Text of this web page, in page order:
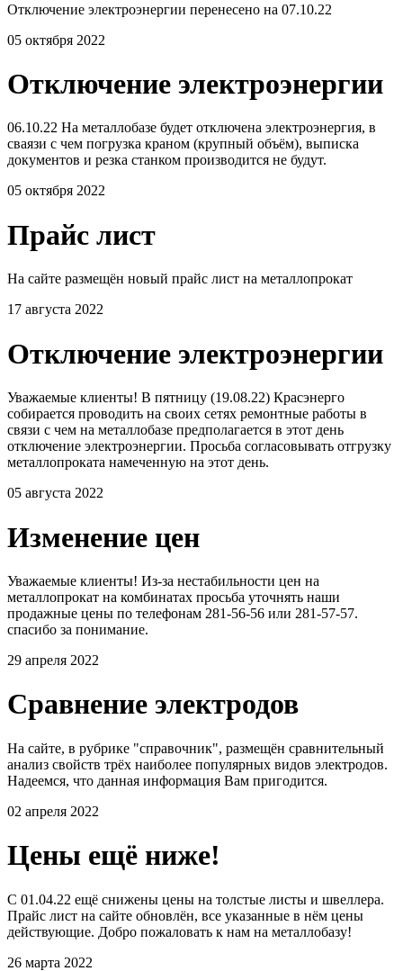
Отключение электроэнергии перенесено на 07.10.22
05 октября 2022
Отключение электроэнергии
06.10.22 На металлобазе будет отключена электроэнергия, в
сваязи с чем погрузка краном (крупный объём), выписка
документов и резка станком производится не будут.
05 октября 2022
Прайс лист
На сайте размещён новый прайс лист на металлопрокат
17 августа 2022
Отключение электроэнергии
Уважаемые клиенты! В пятницу (19.08.22) Красэнерго
собирается проводить на своих сетях ремонтные работы в
связи с чем на металлобазе предполагается в этот день
отключение электроэнергии. Просьба согласовывать отгрузку
металлопроката намеченную на этот день.
05 августа 2022
Изменение цен
Уважаемые клиенты! Из-за нестабильности цен на
металлопрокат на комбинатах просьба уточнять наши
продажные цены по телефонам 281-56-56 или 281-57-57.
спасибо за понимание.
29 апреля 2022
Сравнение электродов
На сайте, в рубрике "справочник", размещён сравнительный
анализ свойств трёх наиболее популярных видов электродов.
Надеемся, что данная информация Вам пригодится.
02 апреля 2022
Цены ещё ниже!
С 01.04.22 ещё снижены цены на толстые листы и швеллера.
Прайс лист на сайте обновлён, все указанные в нём цены
действующие. Добро пожаловать к нам на металлобазу!
26 марта 2022